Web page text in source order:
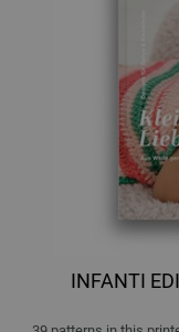
INFANTI